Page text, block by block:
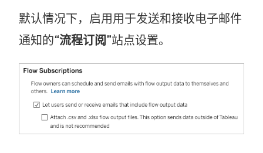
默认情况下，启用用于发送和接收电子邮件
通知的“流程订阅”站点设置。